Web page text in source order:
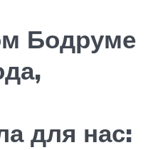
Бодруме
для нас: